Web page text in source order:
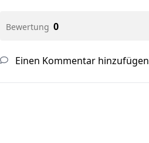
Bewertung 0
Einen Kommentar hinzufügen